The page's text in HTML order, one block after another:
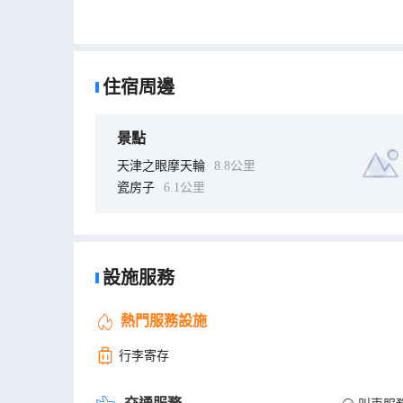
天津時光公寓內客房為一房一景、戶戶飄窗、風景私
住宿周邊
景點
天津之眼摩天輪
8.8公里
瓷房子
6.1公里
設施服務
熱門服務設施
行李寄存